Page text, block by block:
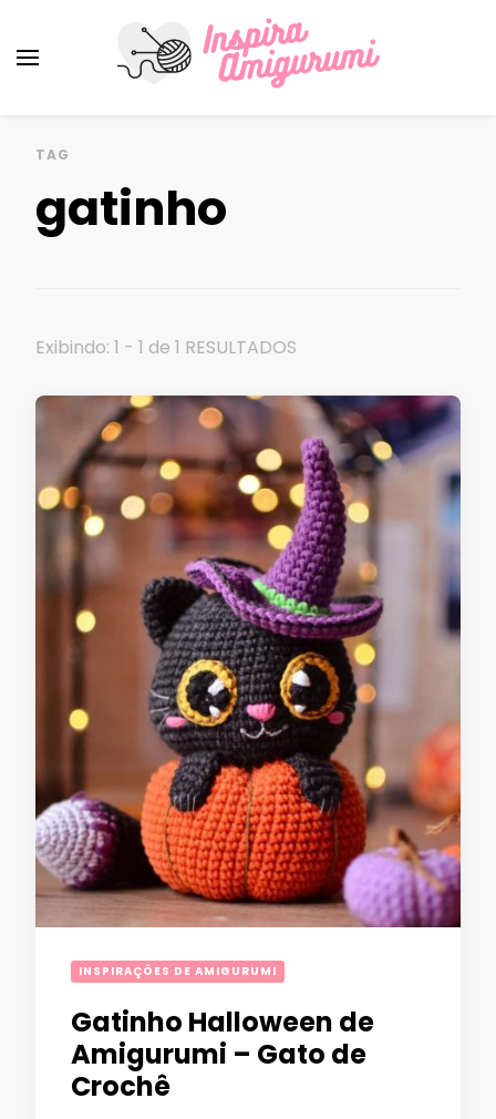
TAG
gatinho
Exibindo: 1 - 1 de 1 RESULTADOS
INSPIRAÇÕES DE AMIGURUMI
Gatinho Halloween de
Amigurumi – Gato de
Crochê